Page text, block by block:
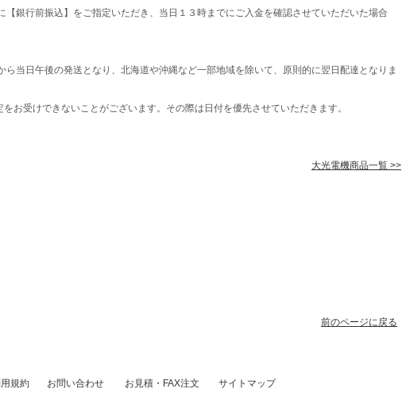
銀行前振込】をご指定いただき、当日１３時までにご入金を確認させていただいた場合
ら当日午後の発送となり、北海道や沖縄など一部地域を除いて、原則的に翌日配達となりま
をお受けできないことがございます。その際は日付を優先させていただきます。
大光電機商品一覧 >>
前のページに戻る
規約 お問い合わせ お見積・FAX注文 サイトマップ